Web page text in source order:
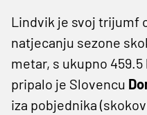
Lindvik je svoj trijumf
natjecanju sezone
metar, s ukupno
pripalo je Slovencu
iza pobjednika